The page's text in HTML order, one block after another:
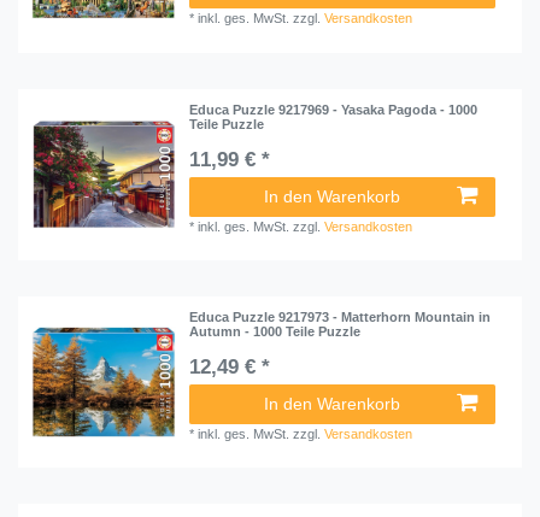
*inkl. ges. MwSt. zzgl.Versandkosten
Educa Puzzle 9217969 - Yasaka Pagoda - 1000
Teile Puzzle
11,99 € *
In den Warenkorb
*inkl. ges. MwSt. zzgl.Versandkosten
Educa Puzzle 9217973 - Matterhorn Mountain in
Autumn - 1000 Teile Puzzle
12,49 € *
In den Warenkorb
*inkl. ges. MwSt. zzgl.Versandkosten